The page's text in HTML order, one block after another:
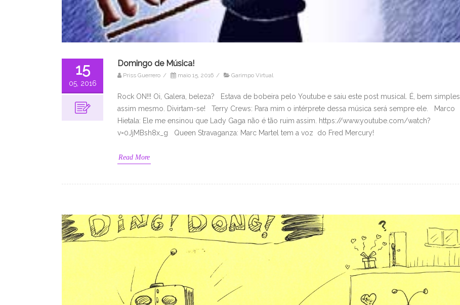
15
05, 2016
Domingo de Música!
Priss Guerrero / maio 15, 2016 / Garimpo Virtual
Rock ON!!! Oi, Galera, beleza? Estava de bobeira pelo Youtube e saiu este post musical. É, bem simples
assim mesmo. Divirtam-se! Terry Crews: Para mim o intérprete dessa música será sempre ele. Marco
Hietala: Ele me ensinou que Lady Gaga não é tão ruim assim. https://www.youtube.com/watch?
v=0JjMBsh8x_g Queen Stravaganza: Marc Martel tem a voz do Fred Mercury!
Read More